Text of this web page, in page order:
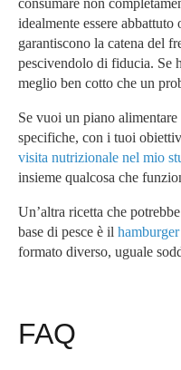
consumare non
idealmente essere
garantiscono la catena del
pescivendolo di fiducia. Se
meglio ben cotto che un
Se vuoi un piano
specifiche, con i tuoi
visita nutrizionale nel mio
insieme qualcosa che
Un’altra ricetta che
base di pesce è il
formato diverso, uguale
FAQ